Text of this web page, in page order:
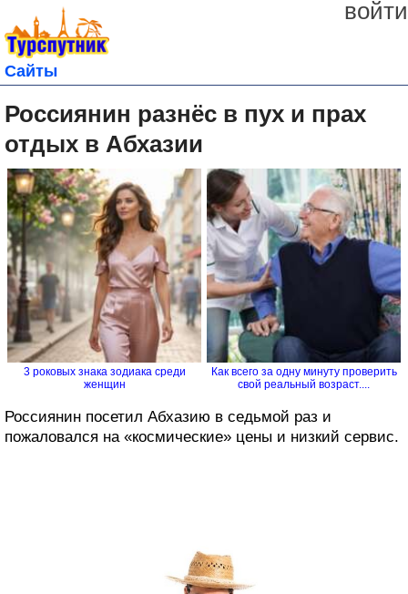
войти
Сайты
Россиянин разнёс в пух и прах
отдых в Абхазии
3 роковых знака зодиака среди
женщин
Как всего за одну минуту проверить
свой реальный возраст....
Россиянин посетил Абхазию в седьмой раз и
пожаловался на «космические» цены и низкий сервис.